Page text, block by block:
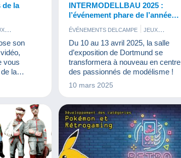
de la
son
vous
la
à
INTERMODELLBAU 2025 :
l’événement phare de l’année
pour tous les fans de
modélisme
ÉVÉNEMENTS DELCAMPE
JEUX
MAQUETTES
Du 10 au 13 avril 2025, la salle
d’exposition de Dortmund se
transformera à nouveau en centre
des passionnés de modélisme !
10 mars 2025